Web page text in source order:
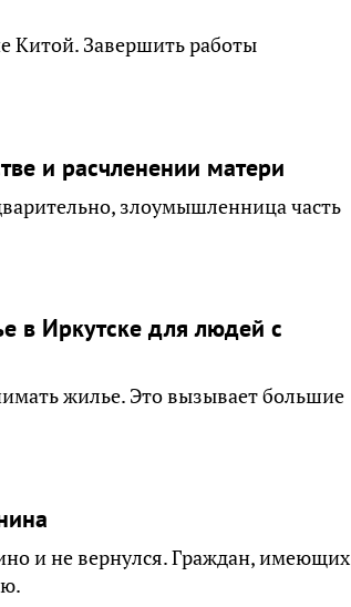
Китой. Завершить работы
и расчленении матери
злоумышленница часть
в Иркутске для людей с
жилье. Это вызывает большие
и не вернулся. Граждан, имеющих